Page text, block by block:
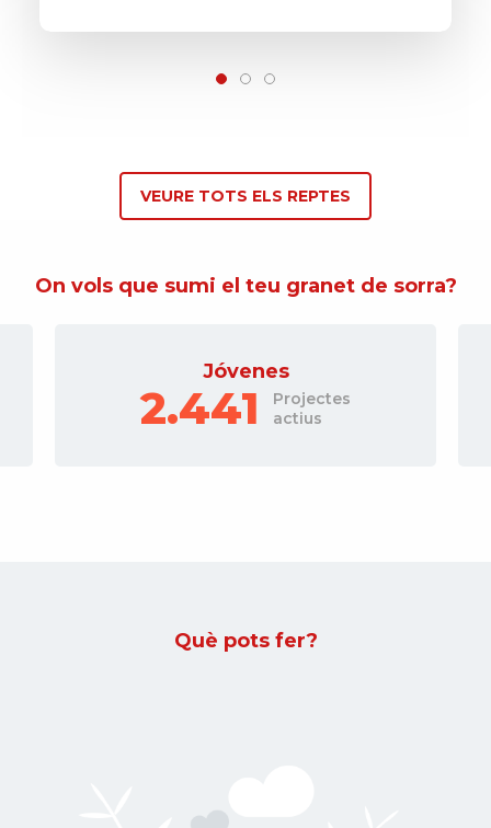
VEURE TOTS ELS REPTES
On vols que sumi el teu granet de sorra?
Gente mayor
380
Projectes
actius
Què pots fer?